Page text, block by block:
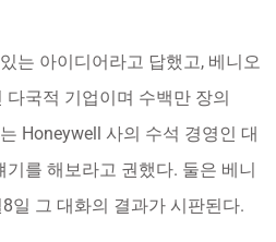
는 아이디어라고 답했고, 베니오
국적 기업이며 수백만 장의
Honeywell 사의 수석 경영인 대
를 해보라고 권했다. 둘은 베니
일 그 대화의 결과가 시판된다.